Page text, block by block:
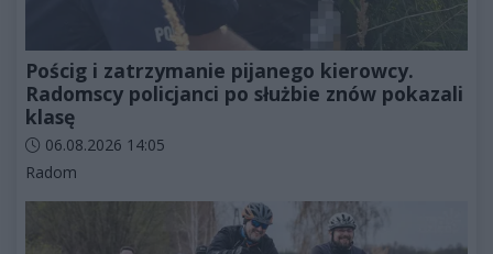
Pościg i zatrzymanie pijanego kierowcy.
Radomscy policjanci po służbie znów pokazali
klasę
Data dodania artykułu:
06.08.2026 14:05
Kategorie artykułu:
Radom